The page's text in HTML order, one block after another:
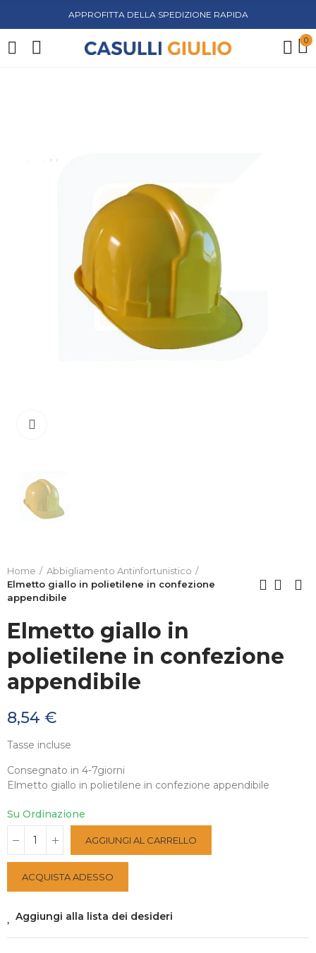
APPROFITTA DELLA SPEDIZIONE RAPIDA
0
Home
Abbigliamento Antinfortunistico
Elmetto giallo in polietilene in confezione
appendibile
Elmetto giallo in
polietilene in confezione
appendibile
8,54 €
Tasse incluse
Consegnato in 4-7giorni
Elmetto giallo in polietilene in confezione appendibile
Su Ordinazione
AGGIUNGI AL CARRELLO
ACQUISTA ADESSO
Aggiungi alla lista dei desideri